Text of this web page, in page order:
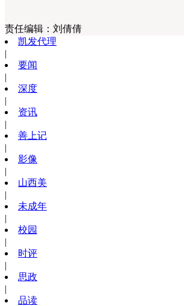
责任编辑： 刘倩倩
凯发代理
|
要闻
|
深度
|
资讯
|
善上记
|
影像
|
山西美
|
未成年
|
校园
|
时评
|
思政
|
品读